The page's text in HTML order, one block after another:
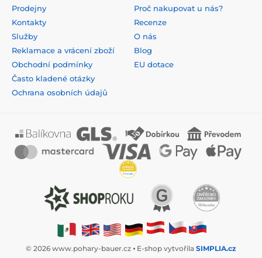
Prodejny
Kontakty
Služby
Reklamace a vrácení zboží
Obchodní podmínky
Často kladené otázky
Ochrana osobních údajů
Proč nakupovat u nás?
Recenze
O nás
Blog
EU dotace
© 2026 www.pohary-bauer.cz ⦁ E-shop vytvořila SIMPLIA.cz